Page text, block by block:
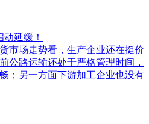
延缓！
市场走势看，生产企业还在挺价
公路运输还处于严格管理时间，
；另一方面下游加工企业也没有